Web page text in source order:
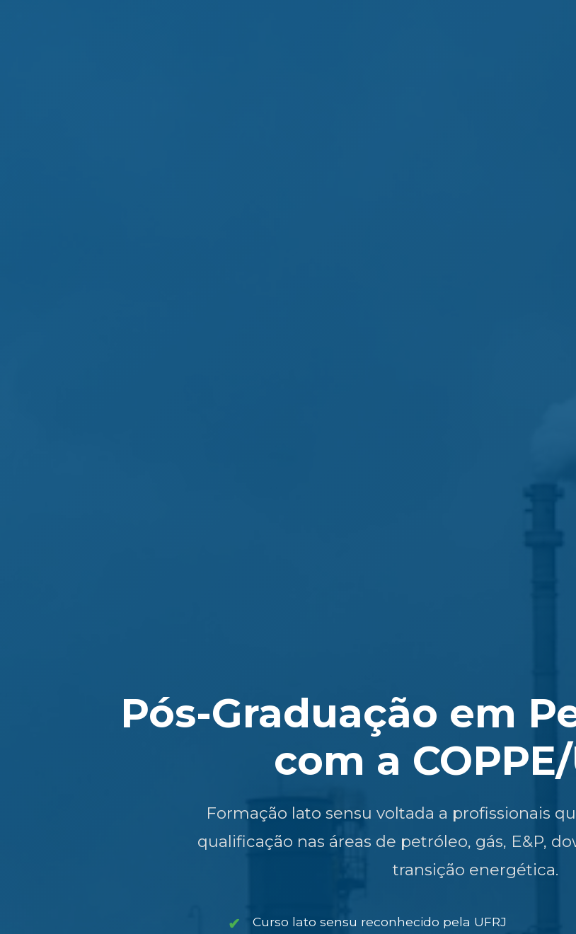
Pós-Graduação em
com a
Formação lato sensu voltada a profissionais
qualificação nas áreas de petróleo, gás, E&P,
transição energética.
Curso lato sensu reconhecido pela UFRJ